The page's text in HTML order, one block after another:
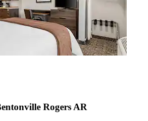
Rogers AR